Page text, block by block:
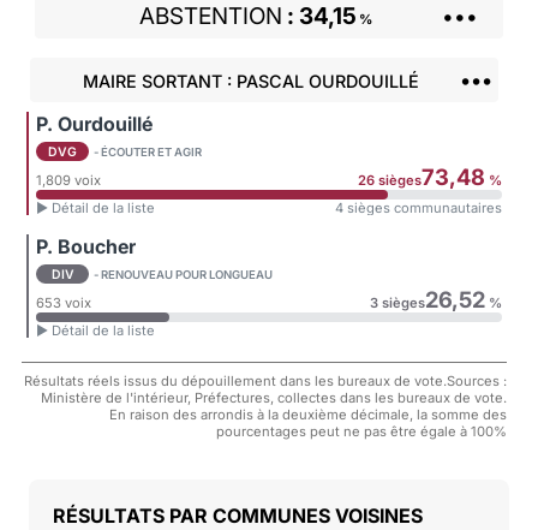
ABSTENTION 34,15 % •••
MAIRE SORTANT : PASCAL OURDOUILLÉ •••
P. Ourdouillé
DVG - ÉCOUTER ET AGIR
1,809 voix 26 sièges73,48 %
► Détail de la liste
4 sièges communautaires
P. Boucher
DIV - RENOUVEAU POUR LONGUEAU
653 voix 3 sièges26,52%
► Détail de la liste
Résultats réels issus du dépouillement dans les bureaux de vote.Sources :
Ministère de l'intérieur, Préfectures, collectes dans les bureaux de vote.
En raison des arrondis à la deuxième décimale, la somme des
pourcentages peut ne pas être égale à 100%
COMMUNES VOISINES